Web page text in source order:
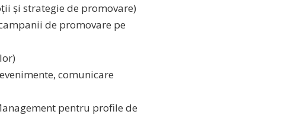
și strategie de promovare)
de promovare pe
comunicare
pentru profile de